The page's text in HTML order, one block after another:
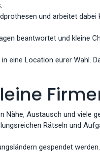
und arbeitet
beantwortet und kleine
eine Location eurer Wahl.
Nähe, Austausch und viele
Rätseln und
gespendet